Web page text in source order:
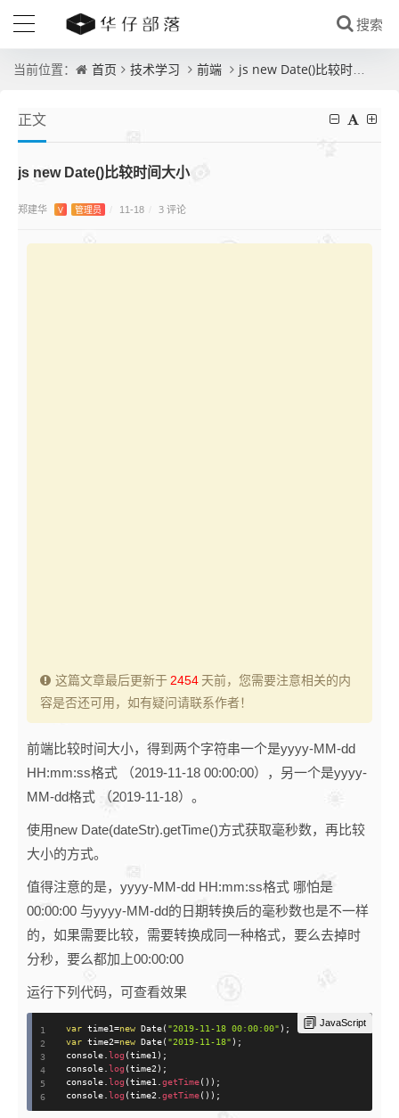
当前位置： 首页 技术学习 前端 js new Date()比较时间大小
正文
js new Date()比较时间大小
郑建华 V 管理员 11-18 3 评论
这篇文章最后更新于 2454 天前，您需要注意相关的内
容是否还可用，如有疑问请联系作者！
前端比较时间大小，得到两个字符串一个是yyyy-MM-dd
HH:mm:ss格式 （2019-11-18 00:00:00），另一个是yyyy-
MM-dd格式 （2019-11-18）。
使用new Date(dateStr).getTime()方式获取毫秒数，再比较
大小的方式。
值得注意的是，yyyy-MM-dd HH:mm:ss格式 哪怕是
00:00:00 与yyyy-MM-dd的日期转换后的毫秒数也是不一样
的，如果需要比较，需要转换成同一种格式，要么去掉时
分秒，要么都加上00:00:00
运行下列代码，可查看效果
JavaScript
var time1=new Date( "2019-11-18 00:00:00" ) ;
var time2=new Date( "2019-11-18" ) ;
console log (time1 ) ;
console log (time2 ) ;
console log (time1 getTime( ) ) ;
console log (time2 getTime( ) ) ;